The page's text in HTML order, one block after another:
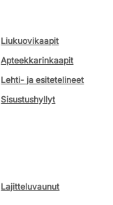
Liukuovikaapit
Apteekkarinkaapit
Lehti- ja esitetelineet
Sisustushyllyt
Lajitteluvaunut